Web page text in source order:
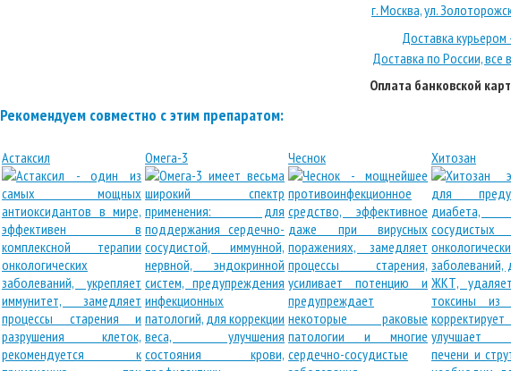
г. Москва, ул.
Доставка
Доставка по России, все
Оплата банковской
Рекомендуем совместно с этим препаратом:
Астаксил Омега-3 Чеснок Хитозан